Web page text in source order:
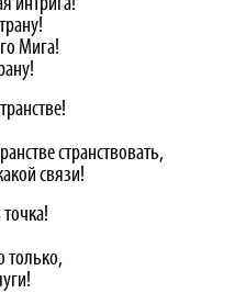
интрига!
Мига!
странствовать,
связи!
только,